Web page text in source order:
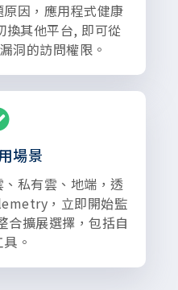
因，應用程式健康
換其他平台, 即可從
洞的訪問權限。
場景
私有雲、地端，透
，立即開始監
合擴展選擇，包括自
。